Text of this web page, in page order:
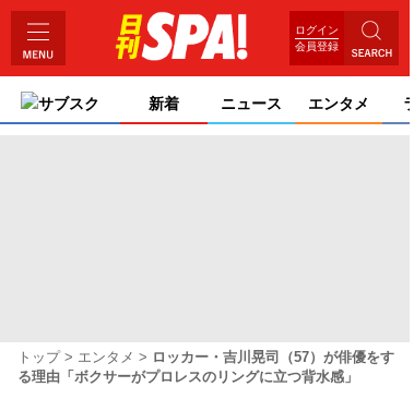
ログイン
会員登録
サブスク 新着 ニュース エンタメ
トップ エンタメ
ロッカー・吉川晃司（57）が俳優をす
る理由「ボクサーがプロレスのリングに立つ背水感」